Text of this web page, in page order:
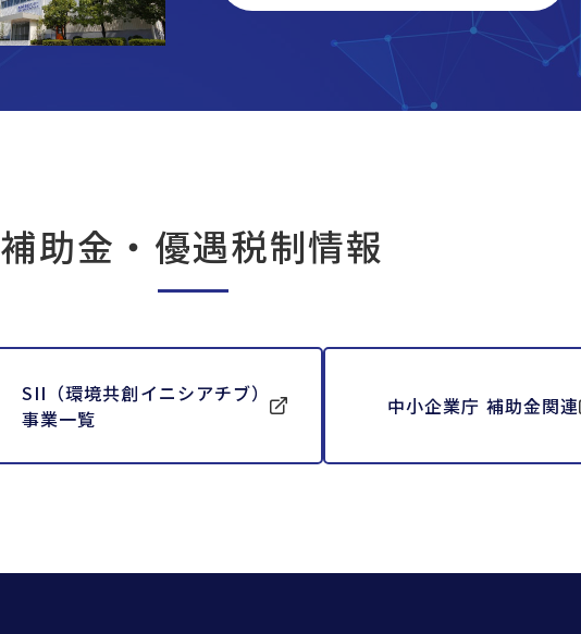
補助金・優遇税制情報
SII（環境共創イニシアチブ）
事業一覧
中小企業庁 補助金関連